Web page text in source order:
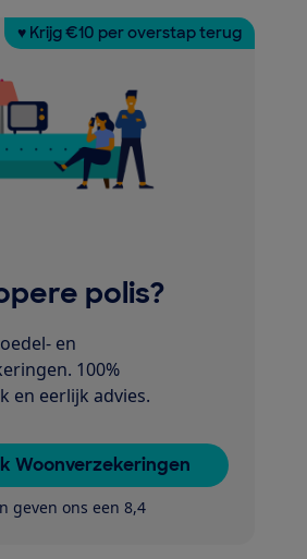
♥ Krijg €10 per overstap terug
polis?
en
100%
en eerlijk advies.
Woonverzekeringen
geven ons een 8,4